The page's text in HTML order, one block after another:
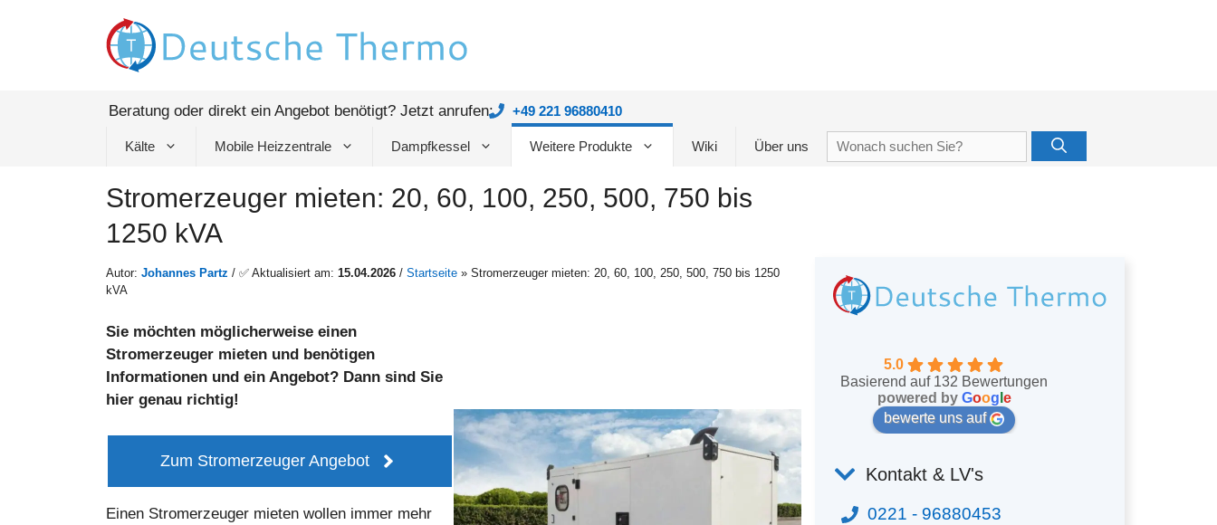
Beratung oder direkt ein Angebot benötigt? Jetzt anrufen: +49 221 96880410
Kälte Mobile Heizzentrale Dampfkessel Weitere Produkte Wiki Über uns
Suche
nach:
Stromerzeuger mieten: 20, 60, 100, 250, 500, 750 bis
1250 kVA
Autor: Johannes Partz / ✅ Aktualisiert am: 15.04.2026 / Startseite » Stromerzeuger mieten: 20, 60, 100, 250, 500, 750 bis 1250
kVA
Sie möchten möglicherweise einen
Stromerzeuger mieten und benötigen
Informationen und ein Angebot? Dann sind Sie
hier genau richtig!
Zum Stromerzeuger Angebot
Einen Stromerzeuger mieten wollen immer mehr
5.0
Basierend auf 132 Bewertungen
powered by Goog e
bewerte uns auf
Kontakt & LV's
0221 - 96880453